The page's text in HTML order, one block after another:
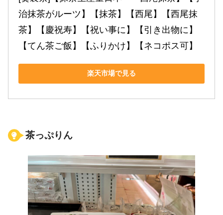
治抹茶がルーツ】【抹茶】【西尾】【西尾抹
茶】【慶祝寿】【祝い事に】【引き出物に】
【てん茶ご飯】【ふりかけ】【ネコポス可】
楽天市場で見る
茶っぷりん